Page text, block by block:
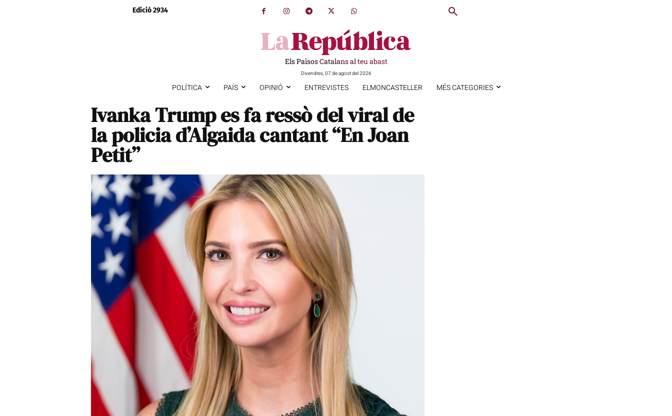
Edició 2934
Els Països Catalans al teu abast
Divendres, 07 de agost del 2026
POLÍTICA PAÍS OPINIÓ ENTREVISTES ELMONCASTELLER MÉS CATEGORIES
Ivanka Trump es fa ressò del viral de
la policia d’Algaida cantant “En Joan
Petit”